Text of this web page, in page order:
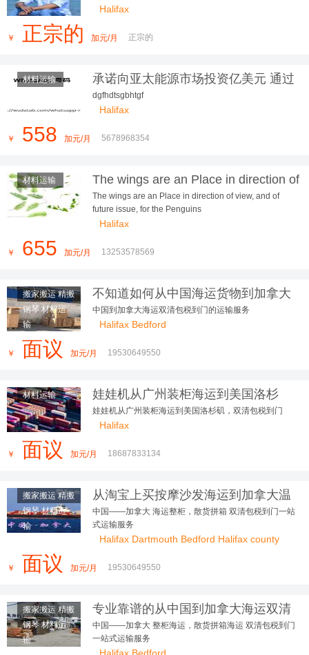
Halifax
￥ 正宗的 加元/月 正宗的
材料运输
承诺向亚太能源市场投资亿美元 通过
玛丽莎·希金斯
dgfhdtsgbhtgf
Halifax
￥ 558 加元/月 5678968354
材料运输
The wings are an Place in direction of
view, and of future issue, for the P...
The wings are an Place in direction of view, and of
future issue, for the Penguins
Halifax
￥ 655 加元/月 13253578569
搬家搬运 精搬
钢琴 材料运
输
不知道如何从中国海运货物到加拿大
朋友们看过来
中国到加拿大海运双清包税到门的运输服务
Halifax Bedford
￥ 面议 加元/月 19530649550
材料运输
娃娃机从广州装柜海运到美国洛杉
矶，双清包税到门
娃娃机从广州装柜海运到美国洛杉矶，双清包税到门
Halifax
￥ 面议 加元/月 18687833134
搬家搬运 精搬
钢琴 材料运
输
从淘宝上买按摩沙发海运到加拿大温
哥华好用到朋友追着问
中国——加拿大 海运整柜，散货拼箱 双清包税到门一站
式运输服务
Halifax Dartmouth Bedford Halifax county
￥ 面议 加元/月 19530649550
搬家搬运 精搬
钢琴 材料运
输
专业靠谱的从中国到加拿大海运双清
包税到门的运输服务
中国——加拿大 整柜海运，散货拼箱海运 双清包税到门
一站式运输服务
Halifax Bedford